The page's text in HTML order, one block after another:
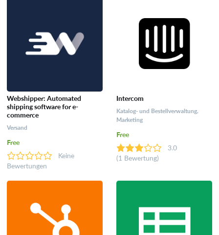
Webshipper: Automated
shipping software for e-
commerce
Versand
Free
Keine
Bewertungen
Intercom
Katalog- und Bestellverwaltung,
Marketing
Free
3.0
(1 Bewertung)